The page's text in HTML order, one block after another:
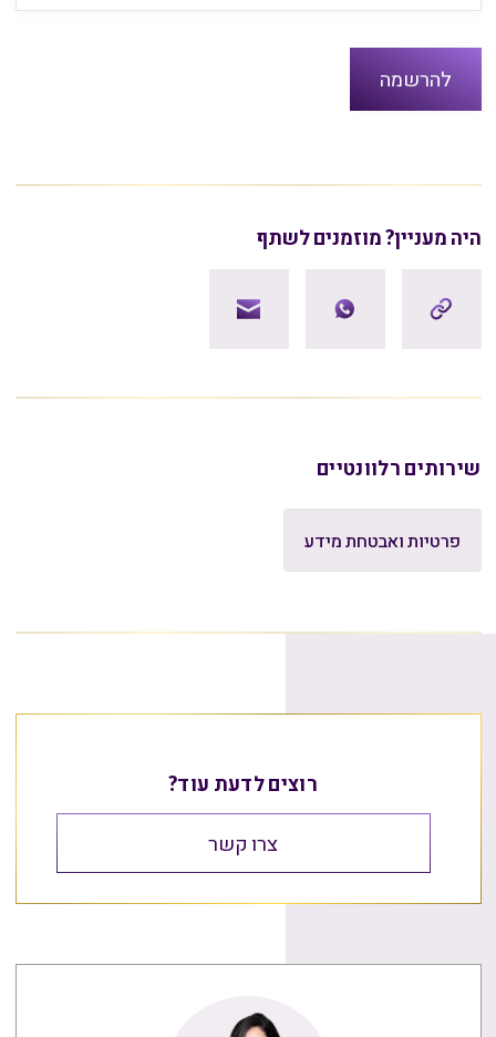
היה מעניין? מוזמנים לשתף
שירותים רלוונטיים
פרטיות ואבטחת מידע
רוצים לדעת עוד?
צרו קשר